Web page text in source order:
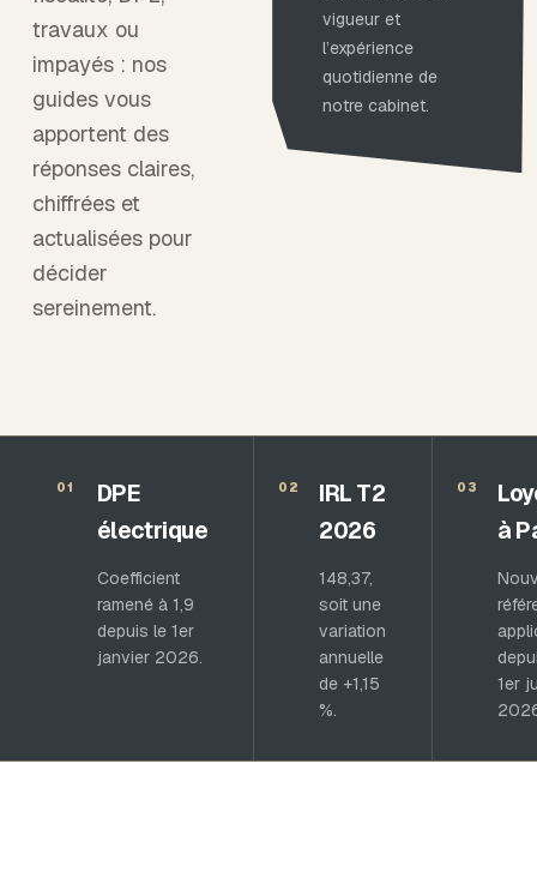
travaux ou
impayés : nos
guides vous
apportent des
réponses claires,
chiffrées et
actualisées pour
décider
sereinement.
vigueur et
l’expérience
quotidienne de
notre cabinet.
01
DPE
électrique
Coefficient
ramené à 1,9
depuis le 1er
janvier 2026.
02
IRL T2
2026
148,37,
soit une
variation
annuelle
de +1,15
%.
03
à
1er